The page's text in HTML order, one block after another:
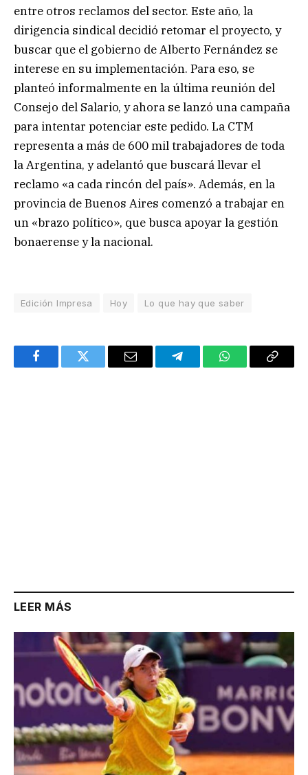
entre otros reclamos del sector. Este año, la
dirigencia sindical decidió retomar el proyecto, y
buscar que el gobierno de Alberto Fernández se
interese en su implementación. Para eso, se
planteó informalmente en la última reunión del
Consejo del Salario, y ahora se lanzó una campaña
para intentar potenciar este pedido. La CTM
representa a más de 600 mil trabajadores de toda
la Argentina, y adelantó que buscará llevar el
reclamo «a cada rincón del país». Además, en la
provincia de Buenos Aires comenzó a trabajar en
un «brazo político», que busca apoyar la gestión
bonaerense y la nacional.
Edición Impresa Hoy Lo que hay que saber
FacebookTwitter Email TelegramWhatsAppCopy
LEER MÁS